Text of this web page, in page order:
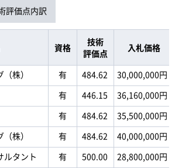
評価点内訳
資格
技術
評価点
入札価格
株） 有 484.62
30,000,000円
有 446.15
36,160,000円
有 484.62
35,500,000円
株）
有 484.62
40,000,000円
ルタント
有 500.00
28,800,000円